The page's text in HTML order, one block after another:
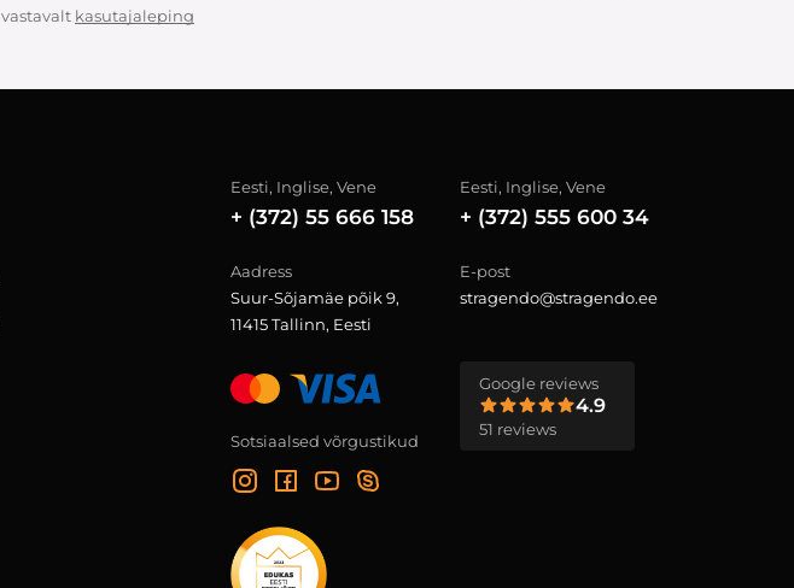
vastavalt kasutajaleping
Eesti, Inglise, Vene
+ (372) 55 666 158
Eesti, Inglise, Vene
+ (372) 555 600 34
Aadress
Suur-Sõjamäe põik 9,
11415 Tallinn, Eesti
E-post
stragendo@stragendo.ee
Sotsiaalsed võrgustikud
Google reviews
4.9
51 reviews